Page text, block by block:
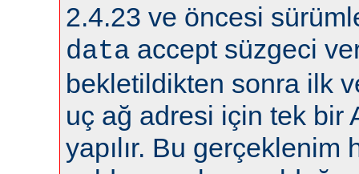
2.4.23 ve öncesi
data accept süzgeci
bekletildikten sonra ilk
uç ağ adresi için tek bir
yapılır. Bu gerçeklenim